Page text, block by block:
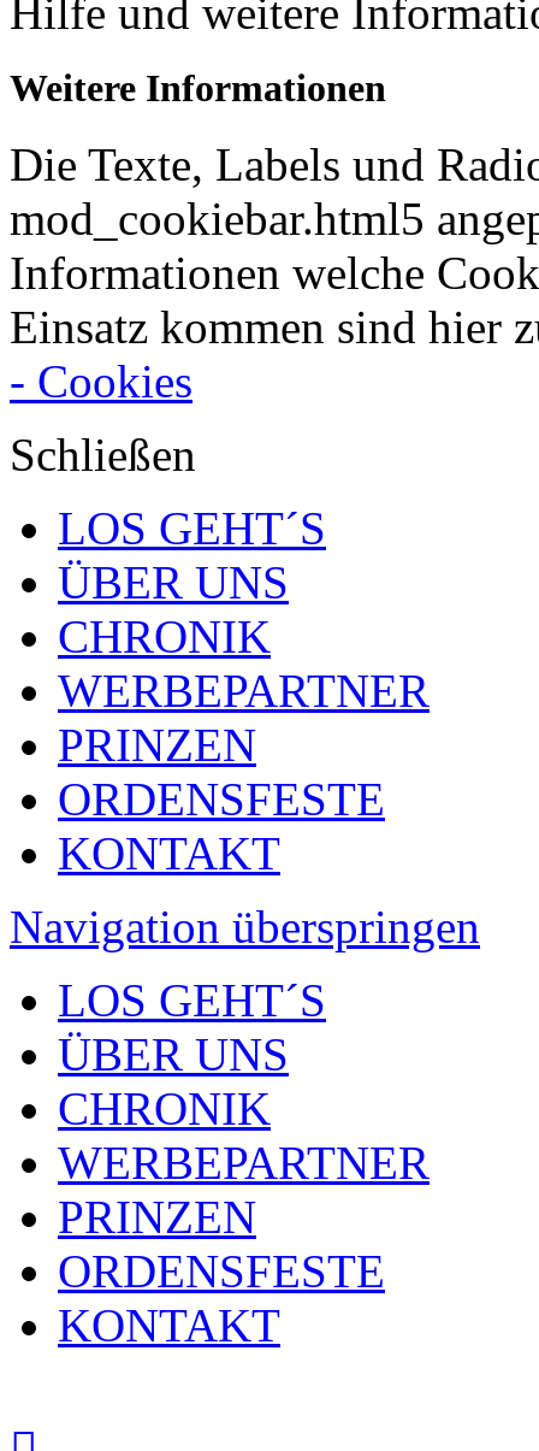
Hilfe und weitere
Weitere Informationen
Die Texte, Labels und
mod_cookiebar.html5
Informationen welche
Einsatz kommen sind hier
- Cookies
Schließen
LOS GEHT´S
ÜBER UNS
CHRONIK
WERBEPARTNER
PRINZEN
ORDENSFESTE
KONTAKT
Navigation überspringen
LOS GEHT´S
ÜBER UNS
CHRONIK
WERBEPARTNER
PRINZEN
ORDENSFESTE
KONTAKT